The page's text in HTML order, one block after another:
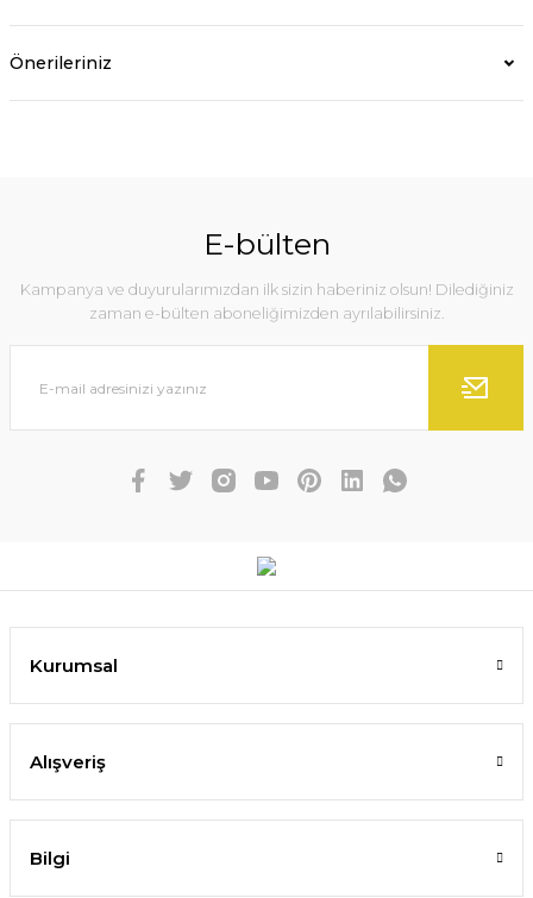
Önerileriniz
E-bülten
Kampanya ve duyurularımızdan ilk sizin haberiniz olsun! Dilediğiniz
zaman e-bülten aboneliğimizden ayrılabilirsiniz.
Kurumsal
Alışveriş
Bilgi